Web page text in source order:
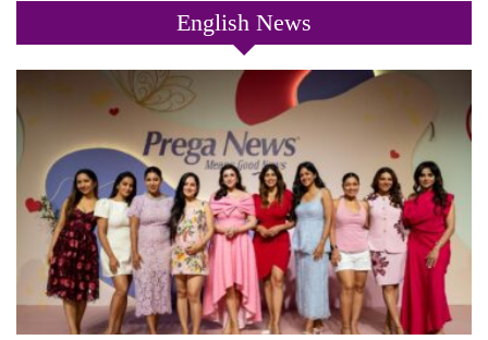
English News